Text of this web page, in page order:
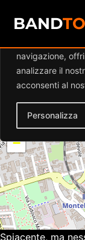
Diamo
navigazione,
analizzare il
acconsenti al
Personalizza
BAND
Eventi
PUB
+
−
Spiacente, ma